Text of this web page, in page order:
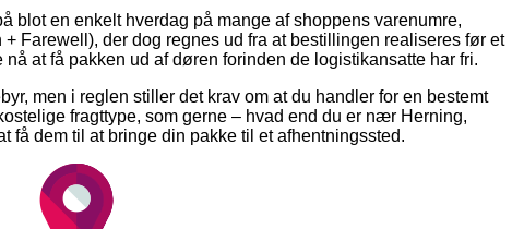
blot en enkelt hverdag på mange af shoppens varenumre,
Farewell), der dog regnes ud fra at bestillingen realiseres før et
at få pakken ud af døren forinden de logistikansatte har fri.
men i reglen stiller det krav om at du handler for en bestemt
fragttype, som gerne – hvad end du er nær Herning,
få dem til at bringe din pakke til et afhentningssted.